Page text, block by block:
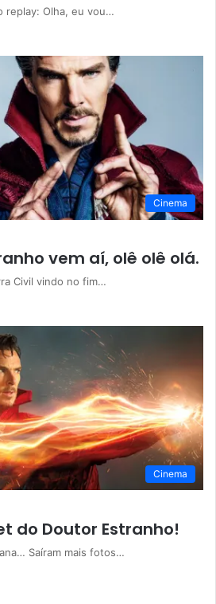
replay: Olha, eu vou…
Cinema
vem aí, olê olê olá.
Civil vindo no fim…
Cinema
do Doutor Estranho!
Saíram mais fotos…